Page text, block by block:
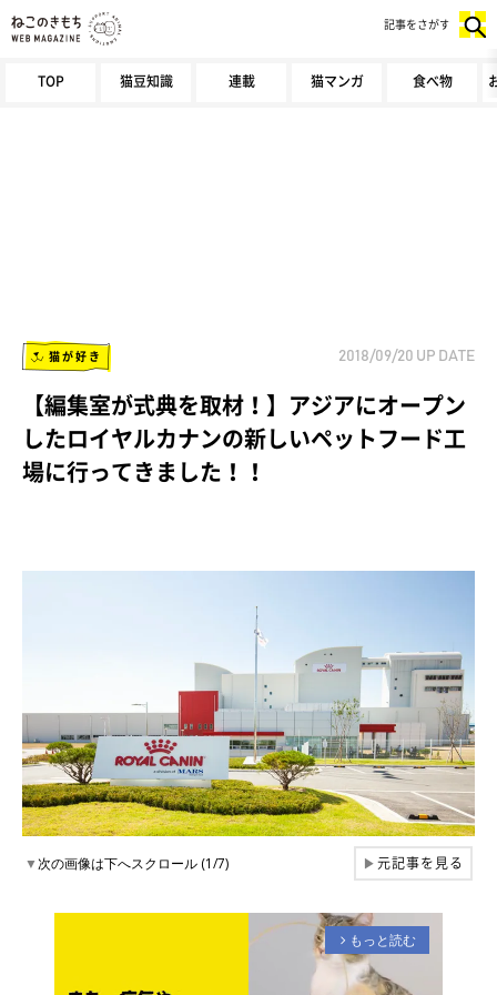
TOP 猫豆知識 連載 猫マンガ 食べ物
記事をさがす
猫が好き 2018/09/20 UP DATE
【編集室が式典を取材！】アジアにオープン
したロイヤルカナンの新しいペットフード工
場に行ってきました！！
▼次の画像は下へスクロール (1/7) ▶元記事を見る
arrow_forward_ios もっと読む